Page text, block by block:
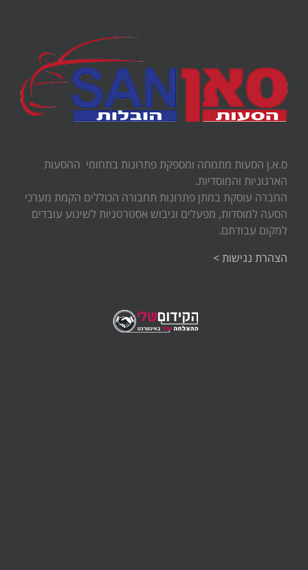
ס.א.ן הסעות מתמחה ומספקת פתרונות בתחומי ההסעות
הארגוניות והמוסדיות.
החברה עוסקת במתן פתרונות תחבורה הכוללים הקמת מערכי
הסעה למוסדות, מפעלים וגיבוש אסטרטגיות לשינוע עובדים
למקום עבודתם.
הצהרת נגישות >